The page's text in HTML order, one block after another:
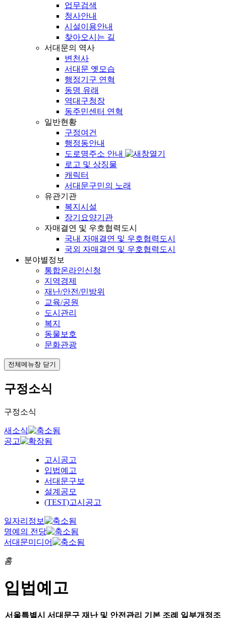
업무검색
청사안내
시설이용안내
찾아오시는 길
서대문의 역사
변천사
서대문 옛모습
행정기구 연혁
동명 유래
역대구청장
동주민센터 연혁
일반현황
구정여건
행정동안내
도로명주소 안내
로고 및 상징물
캐릭터
서대문구민의 노래
유관기관
복지시설
장기요양기관
자매결연 및 우호협력도시
국내 자매결연 및 우호협력도시
국외 자매결연 및 우호협력도시
분야별정보
통합온라인신청
지역경제
재난/안전/민방위
교육/공원
도시관리
복지
동물보호
문화관광
전체메뉴창 닫기
구정소식
구정소식
새소식
공고
고시공고
입법예고
서대문구보
설계공모
(TEST)고시공고
일자리정보
명예의 전당
서대문미디어
홈
입법예고
서울특별시 서대문구 재난 및 안전관리 기본 조례 일부개정조